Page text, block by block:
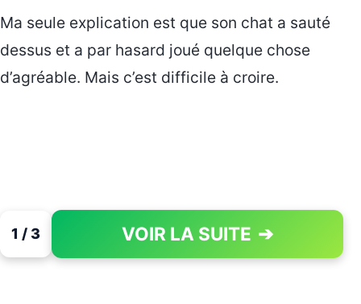
Ma seule explication est que son chat a sauté
dessus et a par hasard joué quelque chose
d’agréable. Mais c’est difficile à croire.
1 / 3 VOIR LA SUITE ➔
PAGE 1 OF 3